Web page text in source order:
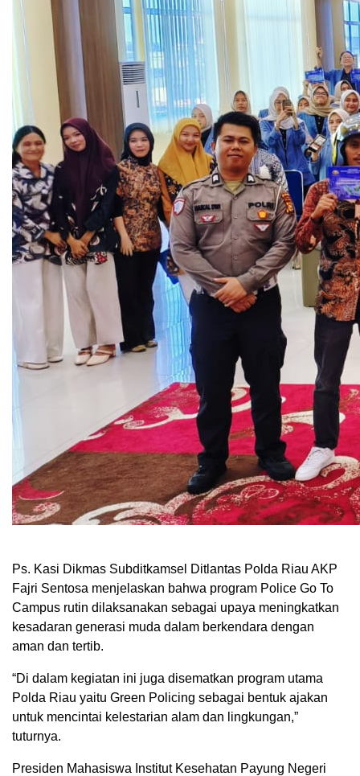
Ps. Kasi Dikmas Subditkamsel Ditlantas Polda Riau AKP
Fajri Sentosa menjelaskan bahwa program Police Go To
Campus rutin dilaksanakan sebagai upaya meningkatkan
kesadaran generasi muda dalam berkendara dengan
aman dan tertib.
“Di dalam kegiatan ini juga disematkan program utama
Polda Riau yaitu Green Policing sebagai bentuk ajakan
untuk mencintai kelestarian alam dan lingkungan,”
tuturnya.
Presiden Mahasiswa Institut Kesehatan Payung Negeri